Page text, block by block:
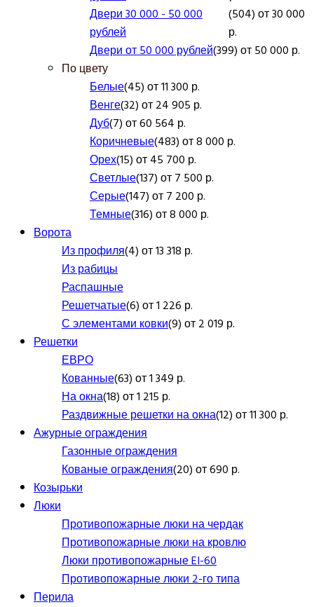
Двери 30 000 - 50 000
рублей
(504) от 30 000
р.
Двери от 50 000 рублей(399) от 50 000 р.
По цвету
Белые(45) от 11 300 р.
Венге(32) от 24 905 р.
Дуб(7) от 60 564 р.
Коричневые(483) от 8 000 р.
Орех(15) от 45 700 р.
Светлые(137) от 7 500 р.
Серые(147) от 7 200 р.
Темные(316) от 8 000 р.
Ворота
Из профиля(4) от 13 318 р.
Из рабицы
Распашные
Решетчатые(6) от 1 226 р.
С элементами ковки(9) от 2 019 р.
Решетки
ЕВРО
Кованные(63) от 1 349 р.
На окна(18) от 1 215 р.
Раздвижные решетки на окна(12) от 11 300 р.
Ажурные ограждения
Газонные ограждения
Кованые ограждения(20) от 690 р.
Козырьки
Люки
Противопожарные люки на чердак
Противопожарные люки на кровлю
Люки противопожарные EI-60
Противопожарные люки 2-го типа
Перила